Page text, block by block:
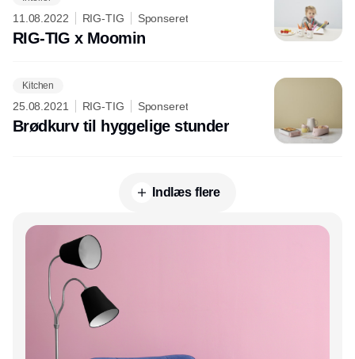
11.08.2022 RIG-TIG Sponseret
RIG-TIG x Moomin
Kitchen
25.08.2021 RIG-TIG Sponseret
Brødkurv til hyggelige stunder
Indlæs flere